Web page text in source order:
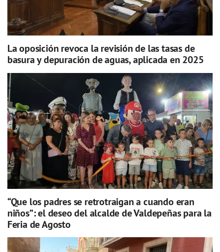
La oposición revoca la revisión de las tasas de
basura y depuración de aguas, aplicada en 2025
“Que los padres se retrotraigan a cuando eran
niños”: el deseo del alcalde de Valdepeñas para la
Feria de Agosto